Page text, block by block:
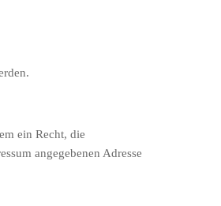
ein Recht, die
angegebenen Adresse